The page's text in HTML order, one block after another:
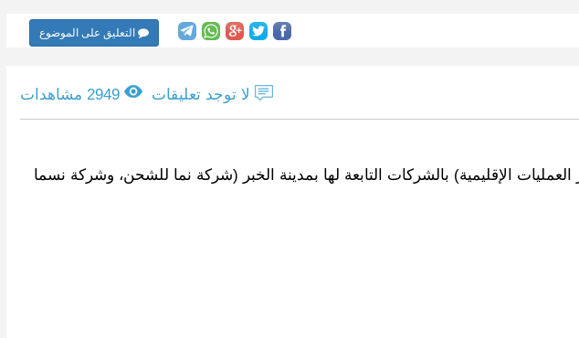
التعليق على الموضوع
لا توجد تعليقات 2949 مشاهدات
ومدير العمليات الإقليمية) بالشركات التابعة لها بمدينة الخبر (شركة نما للشحن، وشركة نسما